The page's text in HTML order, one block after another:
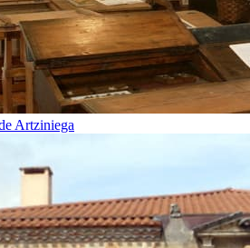
Artziniega